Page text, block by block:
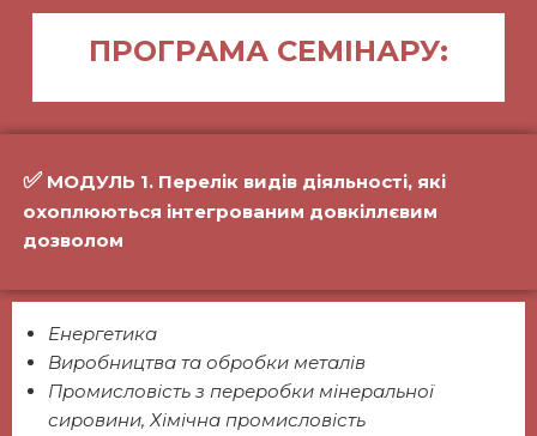
ПРОГРАМА СЕМІНАРУ:
✅МОДУЛЬ 1. Перелік видів діяльності, які
охоплюються інтегрованим довкіллєвим
дозволом
Енергетика
Виробництва та обробки металів
Промисловість з переробки мінеральної
сировини, Хімічна промисловість